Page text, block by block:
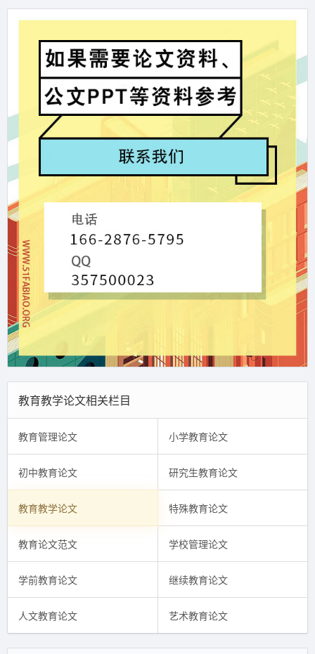
教育教学论文相关栏目
教育管理论文 小学教育论文
初中教育论文 研究生教育论文
教育教学论文 特殊教育论文
教育论文范文 学校管理论文
学前教育论文 继续教育论文
人文教育论文 艺术教育论文